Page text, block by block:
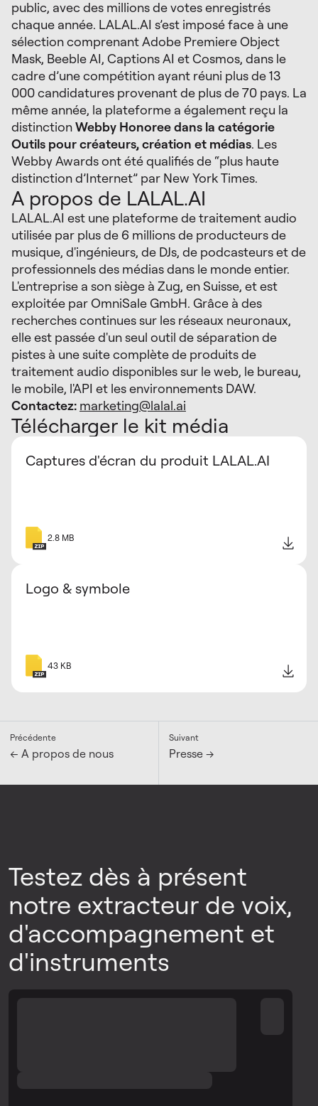
public, avec des millions de votes enregistrés
chaque année. LALAL.AI s’est imposé face à une
sélection comprenant Adobe Premiere Object
Mask, Beeble AI, Captions AI et Cosmos, dans le
cadre d’une compétition ayant réuni plus de 13
000 candidatures provenant de plus de 70 pays. La
même année, la plateforme a également reçu la
distinctionWebby Honoree dans la catégorie
Outils pour créateurs, création et médias. Les
Webby Awards ont été qualifiés de “plus haute
distinction d’Internet” par New York Times.
A propos de LALAL.AI
LALAL.AI est une plateforme de traitement audio
utilisée par plus de 6 millions de producteurs de
musique, d'ingénieurs, de DJs, de podcasteurs et de
professionnels des médias dans le monde entier.
L'entreprise a son siège à Zug, en Suisse, et est
exploitée par OmniSale GmbH. Grâce à des
recherches continues sur les réseaux neuronaux,
elle est passée d'un seul outil de séparation de
pistes à une suite complète de produits de
traitement audio disponibles sur le web, le bureau,
le mobile, l'API et les environnements DAW.
Contactez: marketing@lalal.ai
Télécharger le kit média
Captures d'écran du produit LALAL.AI
2.8 MB
Logo & symbole
43 KB
Précédente
← A propos de nous
Suivant
Presse →
Testez dès à présent
notre extracteur de voix,
d'accompagnement et
d'instruments